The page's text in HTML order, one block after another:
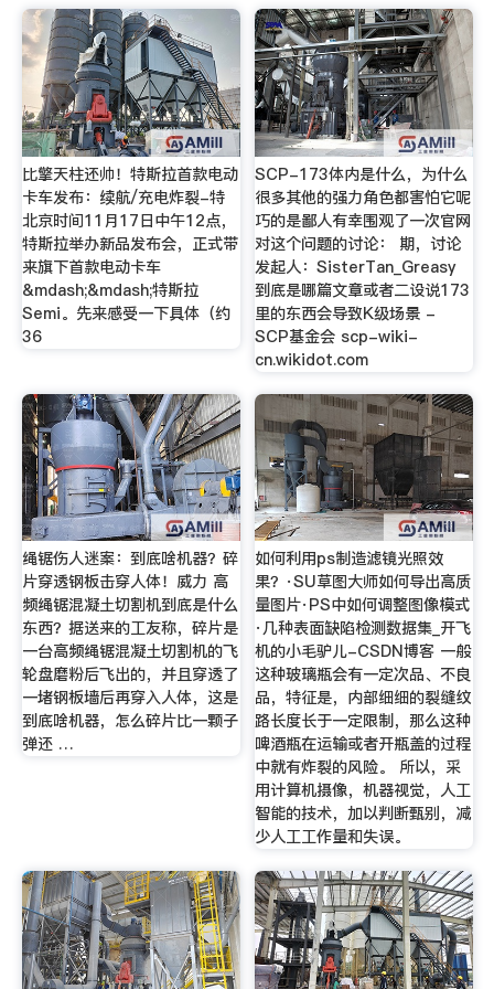
比擎天柱还帅！特斯拉首款电动
卡车发布：续航/充电炸裂-特
北京时间11月17日中午12点，
特斯拉举办新品发布会，正式带
来旗下首款电动卡车
&mdash;&mdash;特斯拉
Semi。先来感受一下具体（约
36
SCP-173体内是什么，为什么
很多其他的强力角色都害怕它呢
巧的是鄙人有幸围观了一次官网
对这个问题的讨论： 期，讨论
发起人：SisterTan_Greasy
到底是哪篇文章或者二设说173
里的东西会导致K级场景 -
SCP基金会 scp-wiki-
cn.wikidot.com
绳锯伤人迷案：到底啥机器？碎
片穿透钢板击穿人体！威力 高
频绳锯混凝土切割机到底是什么
东西？据送来的工友称，碎片是
一台高频绳锯混凝土切割机的飞
轮盘磨粉后飞出的，并且穿透了
一堵钢板墙后再穿入人体，这是
到底啥机器，怎么碎片比一颗子
弹还 …
如何利用ps制造滤镜光照效
果？·SU草图大师如何导出高质
量图片·PS中如何调整图像模式
·几种表面缺陷检测数据集_开飞
机的小毛驴儿-CSDN博客 一般
这种玻璃瓶会有一定次品、不良
品，特征是，内部细细的裂缝纹
路长度长于一定限制，那么这种
啤酒瓶在运输或者开瓶盖的过程
中就有炸裂的风险。 所以，采
用计算机摄像，机器视觉，人工
智能的技术，加以判断甄别，减
少人工工作量和失误。